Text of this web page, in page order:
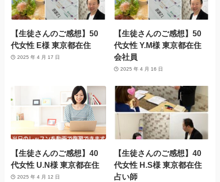
【生徒さんのご感想】50
代女性 E様 東京都在住
2025 年 4 月 17 日
【生徒さんのご感想】50
代女性 Y.M様 東京都在住
会社員
2025 年 4 月 16 日
【生徒さんのご感想】40
代女性 U.N様 東京都在住
2025 年 4 月 12 日
【生徒さんのご感想】40
代女性 H.S様 東京都在住
占い師